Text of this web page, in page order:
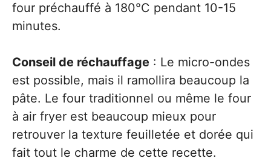
four préchauffé à 180°C pendant 10-15
minutes.
Conseil de réchauffage : Le micro-ondes
est possible, mais il ramollira beaucoup la
pâte. Le four traditionnel ou même le four
à air fryer est beaucoup mieux pour
retrouver la texture feuilletée et dorée qui
fait tout le charme de cette recette.